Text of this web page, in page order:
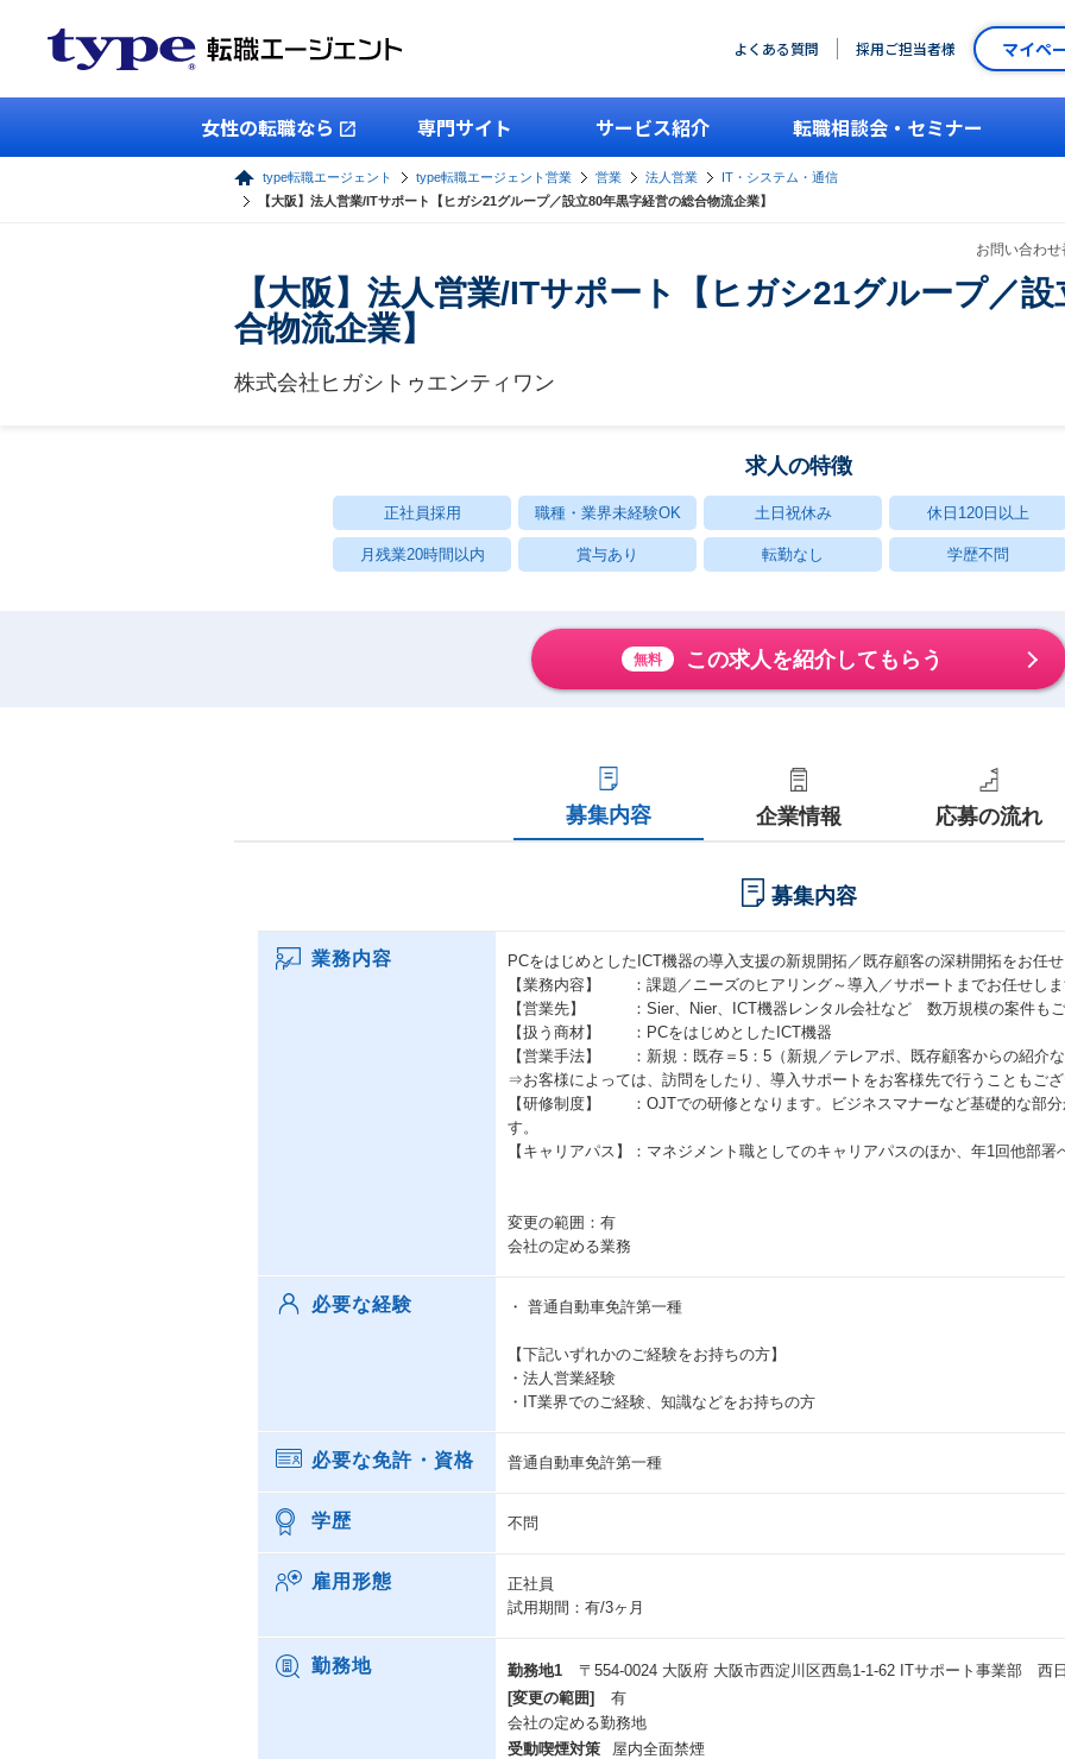
よくある質問 採用ご担当者様 マイペ
女性の転職なら 専門サイト サービス紹介 転職相談会・セミナー
type転職エージェント type転職エージェント営業 営業 法人営業
IT・システム・通信
【大阪】法人営業/ITサポート【ヒガシ21グループ／設立80年黒字経営の総合物流企業】
お問い合わ
【大阪】法人営業/ITサポート【ヒガシ21グループ／
合物流企業】
株式会社ヒガシトゥエンティワン
求人の特徴
正社員採用 職種・業界未経験OK 土日祝休み 休日120日以上
月残業20時間以内 賞与あり 転勤なし 学歴不問
無料 この求人を紹介してもらう
募集内容 企業情報 応募の流れ
募集内容
業務内容
PCをはじめとしたICT機器の導入支援の新規開拓／既存顧客の深耕開拓をお任せ
【業務内容】 ：課題／ニーズのヒアリング～導入／サポートまでお任せしま
【営業先】 ：Sier、Nier、ICT機器レンタル会社など 数万規模の案件もご
【扱う商材】 ：PCをはじめとしたICT機器
【営業手法】 ：新規：既存＝5：5（新規／テレアポ、既存顧客からの紹介な
⇒お客様によっては、訪問をしたり、導入サポートをお客様先で行うこともご
【研修制度】 ：OJTでの研修となります。ビジネスマナーなど基礎的な部
す。
【キャリアパス】：マネジメント職としてのキャリアパスのほか、年1回他部署
変更の範囲：有
会社の定める業務
必要な経験 ・ 普通自動車免許第一種
【下記いずれかのご経験をお持ちの方】
・法人営業経験
・IT業界でのご経験、知識などをお持ちの方
必要な免許・資格 普通自動車免許第一種
学歴 不問
雇用形態
正社員
試用期間：有/3ヶ月
勤務地 勤務地1
〒554-0024 大阪府 大阪市西淀川区西島1-1-62 ITサポート事業部 西
[変更の範囲]
有
会社の定める勤務地
受動喫煙対策
屋内全面禁煙